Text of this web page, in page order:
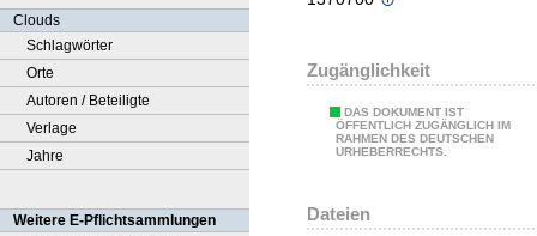
Clouds
Schlagwörter
Orte
Autoren / Beteiligte
Verlage
Jahre
Weitere E-Pflichtsammlungen
Zugänglichkeit
DAS DOKUMENT IST
ÖFFENTLICH ZUGÄNGLICH IM
RAHMEN DES DEUTSCHEN
URHEBERRECHTS.
Dateien